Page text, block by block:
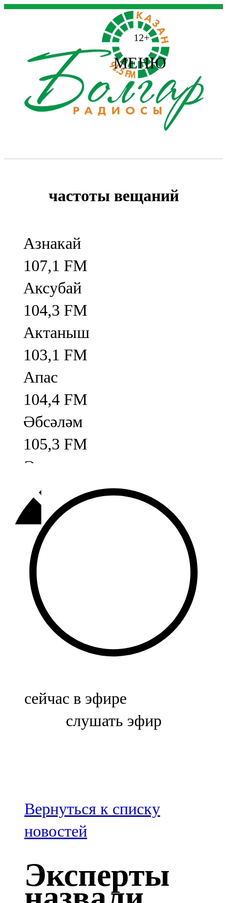
12+
МЕНЮ
частоты вещаний
Азнакай
107,1 FM
Аксубай
104,3 FM
Актаныш
103,1 FM
Апас
104,4 FM
Әбсәләм
105,3 FM
Әлмәт
92,9 FM
Базарлы матак
107,1 FM
Балык бистәсе
104,9 FM
Баулы
107,5 FM
Биләр
Болгар
100,3 FM
Зәй
106,6 FM
Кадыбаш
105,2 FM
сейчас в эфире
слушать эфир
Вернуться к списку
новостей
Эксперты